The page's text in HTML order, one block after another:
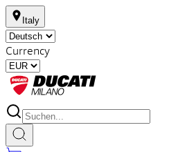
Italy
Currency